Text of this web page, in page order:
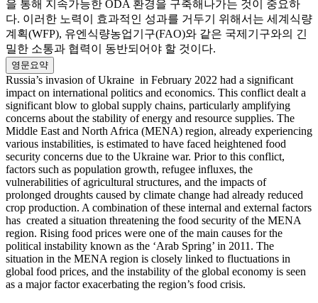
을 통해 지속가능한 ODA 환경을 구축해나가는 것이 중요하
다. 이러한 노력이 효과적인 성과를 거두기 위해서는 세계식량
계획(WFP), 유엔식량농업기구(FAO)와 같은 국제기구와의 긴
밀한 소통과 협력이 동반되어야 할 것이다.
영문요약
Russia’s invasion of Ukraine in February 2022 had a significant
impact on international politics and economics. This conflict dealt a
significant blow to global supply chains, particularly amplifying
concerns about the stability of energy and resource supplies. The
Middle East and North Africa (MENA) region, already experiencing
various instabilities, is estimated to have faced heightened food
security concerns due to the Ukraine war. Prior to this conflict,
factors such as population growth, refugee influxes, the
vulnerabilities of agricultural structures, and the impacts of
prolonged droughts caused by climate change had already reduced
crop production. A combination of these internal and external factors
has created a situation threatening the food security of the MENA
region. Rising food prices were one of the main causes for the
political instability known as the ‘Arab Spring’ in 2011. The
situation in the MENA region is closely linked to fluctuations in
global food prices, and the instability of the global economy is seen
as a major factor exacerbating the region’s food crisis.